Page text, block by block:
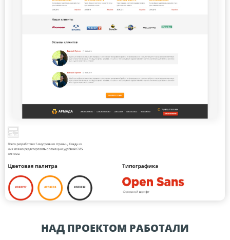
НАД ПРОЕКТОМ РАБОТАЛИ